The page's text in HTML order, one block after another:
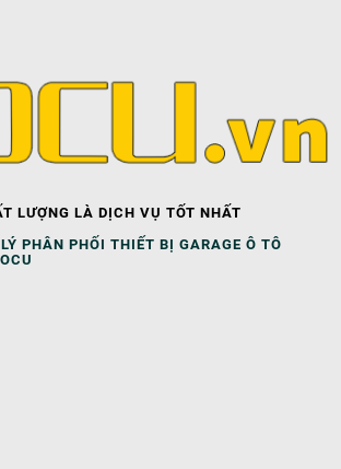
LƯỢNG LÀ DỊCH VỤ TỐT NHẤT
PHÂN PHỐI THIẾT BỊ GARAGE Ô TÔ